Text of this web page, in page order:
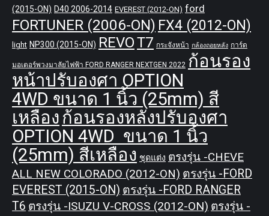
(2015-ON) D40 2006-2014 EVEREST (2012-ON) ford
FORTUNER (2006-ON) FX4 (2012-ON)
light NP300 (2015-ON) REVOT7 กระจังหน้า กล้องถอยหลัง การ์ด
มอเตอร์พวงมาลัยไฟฟ้า FORD RANGER NEXTGEN 2022 ก้อนรอง
หน้าปรับองศา OPTION
4WD ขนาด 1 นิ้ว (25mm) สี
เหลือง ก้อนรองหลังปรับองศา
OPTION 4WD ขนาด 1 นิ้ว
(25mm) สีเหลือง ชุดแต่ง ตรงรุ่น -CHEVE
ALL NEW COLORADO (2012-ON) ตรงรุ่น -FORD
EVEREST (2015-ON) ตรงรุ่น -FORD RANGER
T6 ตรงรุ่น -ISUZU V-CROSS (2012-ON) ตรงรุ่น -